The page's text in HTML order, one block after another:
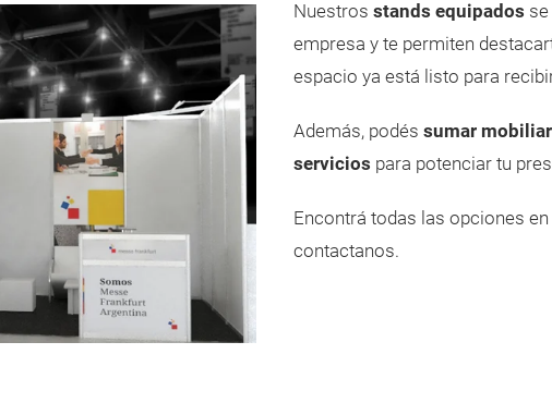
Nuestros stands equipados
empresa y te permiten
espacio ya está listo para
Además, podés sumar
servicios para potenciar tu
Encontrá todas las opciones en
contactanos.